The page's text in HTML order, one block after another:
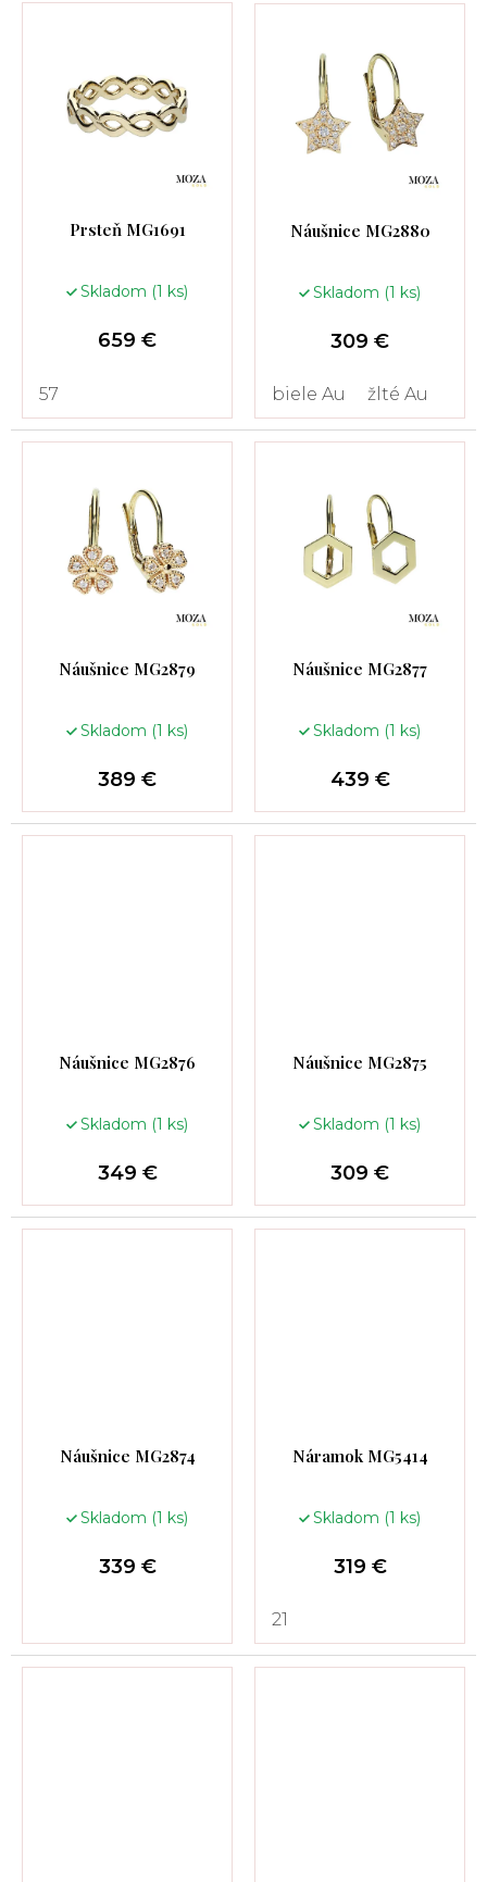
v
Prsteň MG1691
Skladom (1 ks)
659 €
57
Náušnice MG2880
Skladom (1 ks)
309 €
biele Au žlté Au
Náušnice MG2879
Skladom (1 ks)
389 €
Náušnice MG2877
Skladom (1 ks)
439 €
Náušnice MG2876
Skladom (1 ks)
349 €
Náušnice MG2875
Skladom (1 ks)
309 €
Náušnice MG2874
Skladom (1 ks)
339 €
Náramok MG5414
Skladom (1 ks)
319 €
21